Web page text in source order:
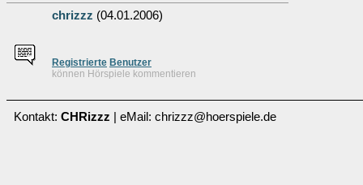
chrizzz (04.01.2006)
Registrierte Benutzer
können Hörspiele kommentieren
Kontakt: CHRizzz | eMail: chrizzz@hoerspiele.de